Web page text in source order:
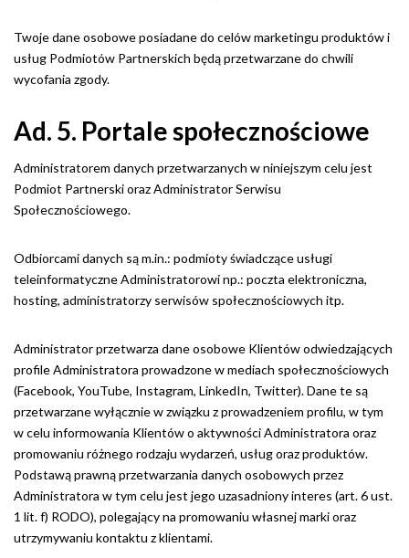
Twoje dane osobowe posiadane do celów marketingu produktów i
usług Podmiotów Partnerskich będą przetwarzane do chwili
wycofania zgody.
Ad. 5. Portale społecznościowe
Administratorem danych przetwarzanych w niniejszym celu jest
Podmiot Partnerski oraz Administrator Serwisu
Społecznościowego.
Odbiorcami danych są m.in.: podmioty świadczące usługi
teleinformatyczne Administratorowi np.: poczta elektroniczna,
hosting, administratorzy serwisów społecznościowych itp.
Administrator przetwarza dane osobowe Klientów odwiedzających
profile Administratora prowadzone w mediach społecznościowych
(Facebook, YouTube, Instagram, LinkedIn, Twitter). Dane te są
przetwarzane wyłącznie w związku z prowadzeniem profilu, w tym
w celu informowania Klientów o aktywności Administratora oraz
promowaniu różnego rodzaju wydarzeń, usług oraz produktów.
Podstawą prawną przetwarzania danych osobowych przez
Administratora w tym celu jest jego uzasadniony interes (art. 6 ust.
1 lit. f) RODO), polegający na promowaniu własnej marki oraz
utrzymywaniu kontaktu z klientami.